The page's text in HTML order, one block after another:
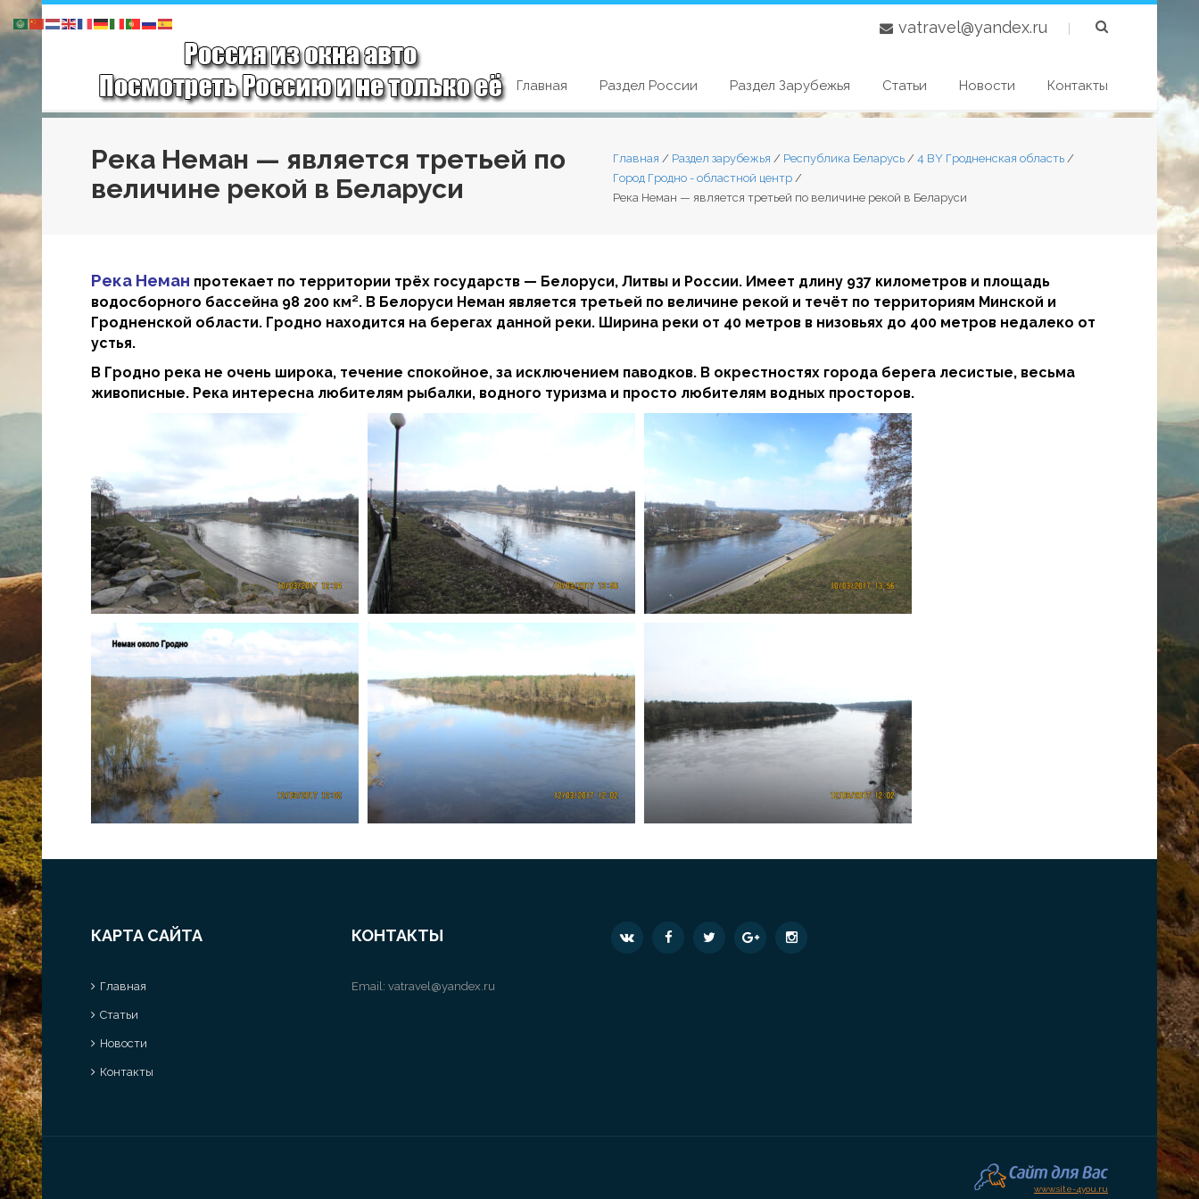
vatravel@yandex.ru |
Главная Раздел России Раздел Зарубежья Статьи Новости Контакты
Река Неман — является третьей по
величине рекой в Беларуси
Главная / Раздел зарубежья / Республика Беларусь / 4 BY Гродненская область /
Город Гродно - областной центр /
Река Неман — является третьей по величине рекой в Беларуси
Река Неман протекает по территории трёх государств — Белоруси, Литвы и России. Имеет длину 937 километров и площадь
водосборного бассейна 98 200 км². В Белоруси Неман является третьей по величине рекой и течёт по территориям Минской и
Гродненской области. Гродно находится на берегах данной реки. Ширина реки от 40 метров в низовьях до 400 метров недалеко от
устья.
В Гродно река не очень широка, течение спокойное, за исключением паводков. В окрестностях города берега лесистые, весьма
живописные. Река интересна любителям рыбалки, водного туризма и просто любителям водных просторов.
КАРТА САЙТА
Главная
Статьи
Новости
Контакты
КОНТАКТЫ
Email: vatravel@yandex.ru
www.site-4you.ru